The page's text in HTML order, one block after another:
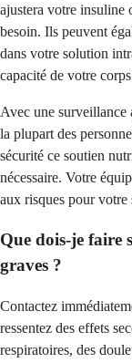
ajustera votre insuline
besoin. Ils peuvent
dans votre solution
capacité de votre
Avec une surveillance
la plupart des
sécurité ce soutien
nécessaire. Votre
aux risques pour
Que dois-je faire
graves ?
Contactez
ressentez des effets
respiratoires, des